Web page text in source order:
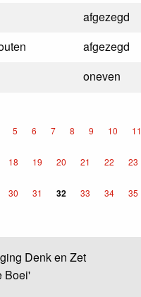
afgezegd
afgezegd
oneven
5 6 7 8 9 10 11
18 19 20 21 22 23
30 31 32 33 34 35
Denk en Zet
Boei'